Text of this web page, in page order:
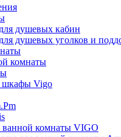
душевых кабин
душевых уголков и
комнаты
шкафы Vigo
комнаты VIGO